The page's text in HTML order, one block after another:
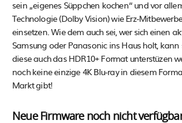
sein „eigenes Süppchen kochen“ und vor
Technologie (Dolby Vision) wie Erz-
einsetzen. Wie dem auch sei, wer sich einen
Samsung oder Panasonic ins Haus holt, kann
diese auch das HDR10+ Format unterstüzen
noch keine einzige 4K Blu-ray in diesem
Markt gibt!
Neue Firmware noch nicht